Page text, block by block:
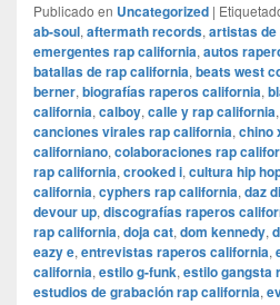
Publicado en Uncategorized |
ab-soul, aftermath records, artistas
emergentes rap california, autos
batallas de rap california, beats west
berner, biografías raperos california,
california, calboy, calle y rap california,
canciones virales rap california, chino
californiano, colaboraciones rap
rap california, crooked i, cultura hip
california, cyphers rap california, daz
devour up, discografías raperos
rap california, doja cat, dom kennedy,
eazy e, entrevistas raperos california,
california, estilo g-funk, estilo gangsta
estudios de grabación rap california,